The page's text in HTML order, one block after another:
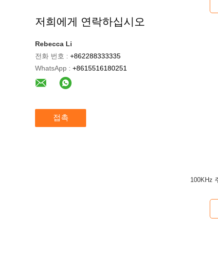
저희에게 연락하십시오
Rebecca Li
전화 번호 : +862288333335
WhatsApp : +8615516180251
접촉
100KHz